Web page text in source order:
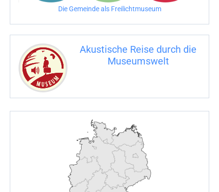
c
Die Gemeinde als Freilichtmuseum
MUSEUM
Akustische Reise durch die
Museumswelt